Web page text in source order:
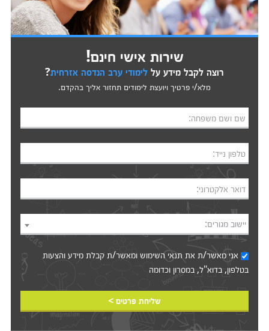
שירות אישי חינם!
רוצה לקבל מידע על לימודי ערב הנדסה אזרחית?
מלא/י פרטיך ויועצת לימודים תחזור אליך בהקדם.
שם ושם משפחה:
טלפון נייד:
דואר אלקטרוני:
יישוב מגורים:
אני מאשר/ת אתתנאי השימושומאשר/ת קבלת מידע והצעות
בטלפון, בדוא"ל, במסרון וכדומה‎‎
שליחת פרטים >